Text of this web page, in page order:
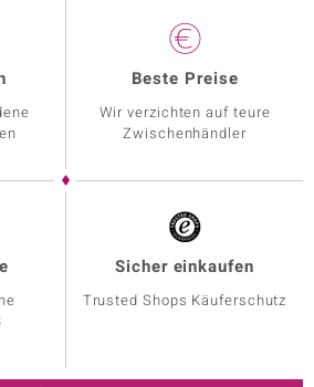
Beste Preise
Wir verzichten auf teure
Zwischenhändler
Sicher einkaufen
Trusted Shops Käuferschutz